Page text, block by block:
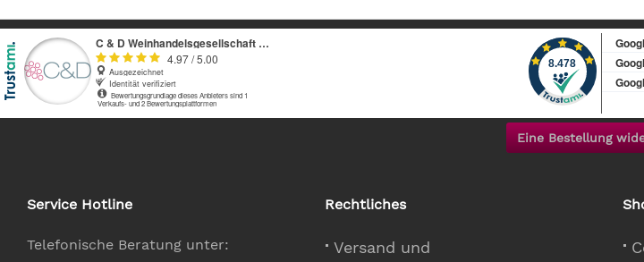
Eine Bestellung
Service Hotline
Telefonische Beratung unter:
Rechtliches
Versand und